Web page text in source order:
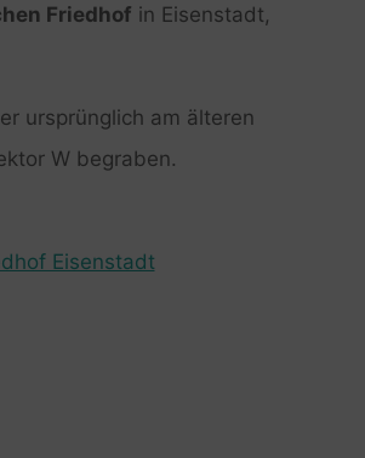
Friedhof in Eisenstadt,
ursprünglich am älteren
W begraben.
Eisenstadt